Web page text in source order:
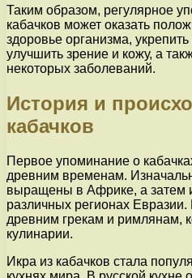
Таким образом, регулярное
кабачков может оказать
здоровье организма,
улучшить зрение и кожу, а
некоторых заболеваний.
История и
кабачков
Первое упоминание о
древним временам.
выращены в Африке, а затем
различных регионах
древним грекам и римлянам,
кулинарии.
Икра из кабачков стала